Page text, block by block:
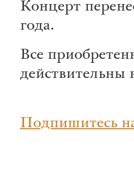
Концерт
года.
Все
действительны
Подпишитесь